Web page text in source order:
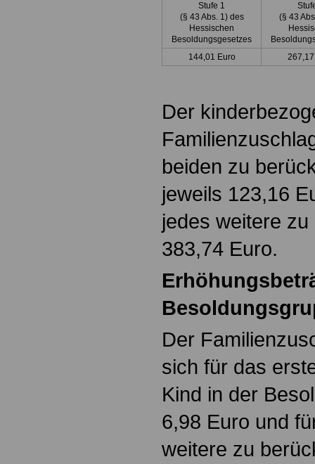
Stufe 1
(§ 43 Abs. 1) des
Hessischen
Besoldungsgesetzes
(§ 43
144,01 Euro
Der
beiden zu
jeweils 123,16
jedes weitere
383,74 Euro.
Der
sich für das
Kind in der
6,98 Euro und
weitere zu